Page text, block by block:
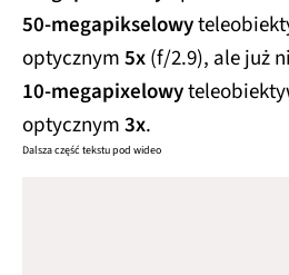
50-megapikselowy
optycznym5x(f/2.9), ale już
10-megapixelowy
optycznym3x.
Dalsza część tekstu pod wideo